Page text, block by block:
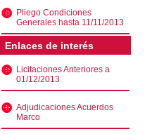
Pliego Condiciones
Generales hasta 11/11/2013
Enlaces de interés
Licitaciones Anteriores a
01/12/2013
Adjudicaciones Acuerdos
Marco